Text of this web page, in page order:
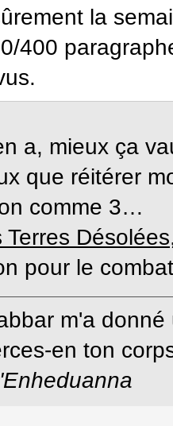
la
400
a, mieux ça
que réitérer
comme 3…
Terres Désolées
pour le
m'a
en ton